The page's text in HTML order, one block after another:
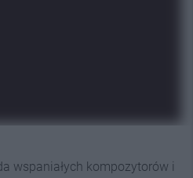
wspaniałych kompozytorów i